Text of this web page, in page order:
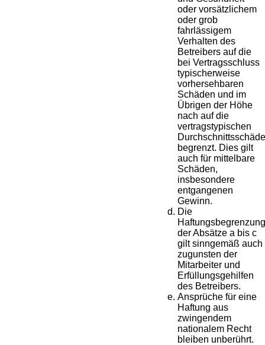
oder vorsätzlichem
oder grob
fahrlässigem
Verhalten des
Betreibers auf die
bei Vertragsschluss
typischerweise
vorhersehbaren
Schäden und im
Übrigen der Höhe
nach auf die
vertragstypischen
begrenzt. Dies gilt
auch für mittelbare
Schäden,
insbesondere
entgangenen
Gewinn.
Die
Haftungsbegrenzung
der Absätze a bis c
gilt sinngemäß auch
zugunsten der
Mitarbeiter und
Erfüllungsgehilfen
des Betreibers.
Ansprüche für eine
Haftung aus
zwingendem
nationalem Recht
bleiben unberührt.